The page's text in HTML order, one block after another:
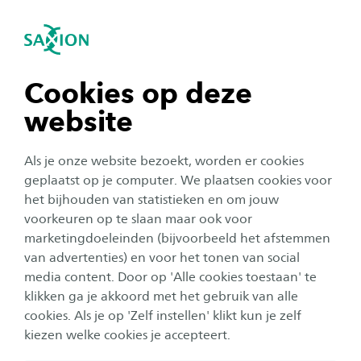
Cookies op deze
website
Als je onze website bezoekt, worden er cookies
geplaatst op je computer. We plaatsen cookies voor
het bijhouden van statistieken en om jouw
voorkeuren op te slaan maar ook voor
marketingdoeleinden (bijvoorbeeld het afstemmen
van advertenties) en voor het tonen van social
media content. Door op 'Alle cookies toestaan' te
klikken ga je akkoord met het gebruik van alle
cookies. Als je op 'Zelf instellen' klikt kun je zelf
kiezen welke cookies je accepteert.
Navigatie openen
tonen
tonen
tonen
tonen
sluiten
Inlogcodes voor systemen
Op het moment dat je aanmelding voor een
opleiding van Saxion is afgerond, krijg je een
Saxion account. Hiermee kun jij inloggen in de
systemen die Saxion gebruikt.
Je persoonlijke inlogcodes
Direct na aanmelding voor een opleiding bij Saxion
ontvang je persoonlijke inlogcodes. Er wordt voor jou